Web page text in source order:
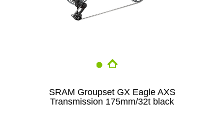
SRAM Groupset GX Eagle AXS
Transmission 175mm/32t black